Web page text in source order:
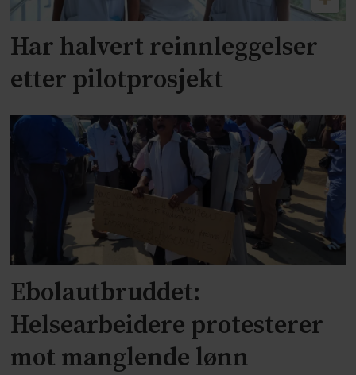
Har halvert reinnleggelser
etter pilotprosjekt
Ebolautbruddet:
Helsearbeidere protesterer
mot manglende lønn